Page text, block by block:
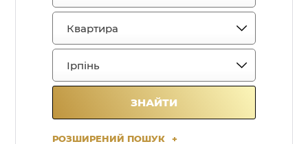
РОЗШИРЕНИЙ ПОШУК +